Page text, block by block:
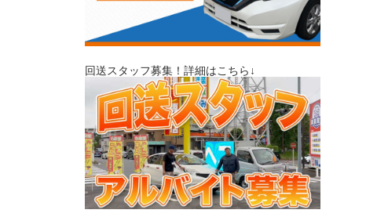
回送スタッフ募集！詳細はこちら↓